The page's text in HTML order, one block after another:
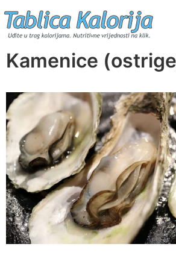
to
content
Tablica Kalorija
Kamenice